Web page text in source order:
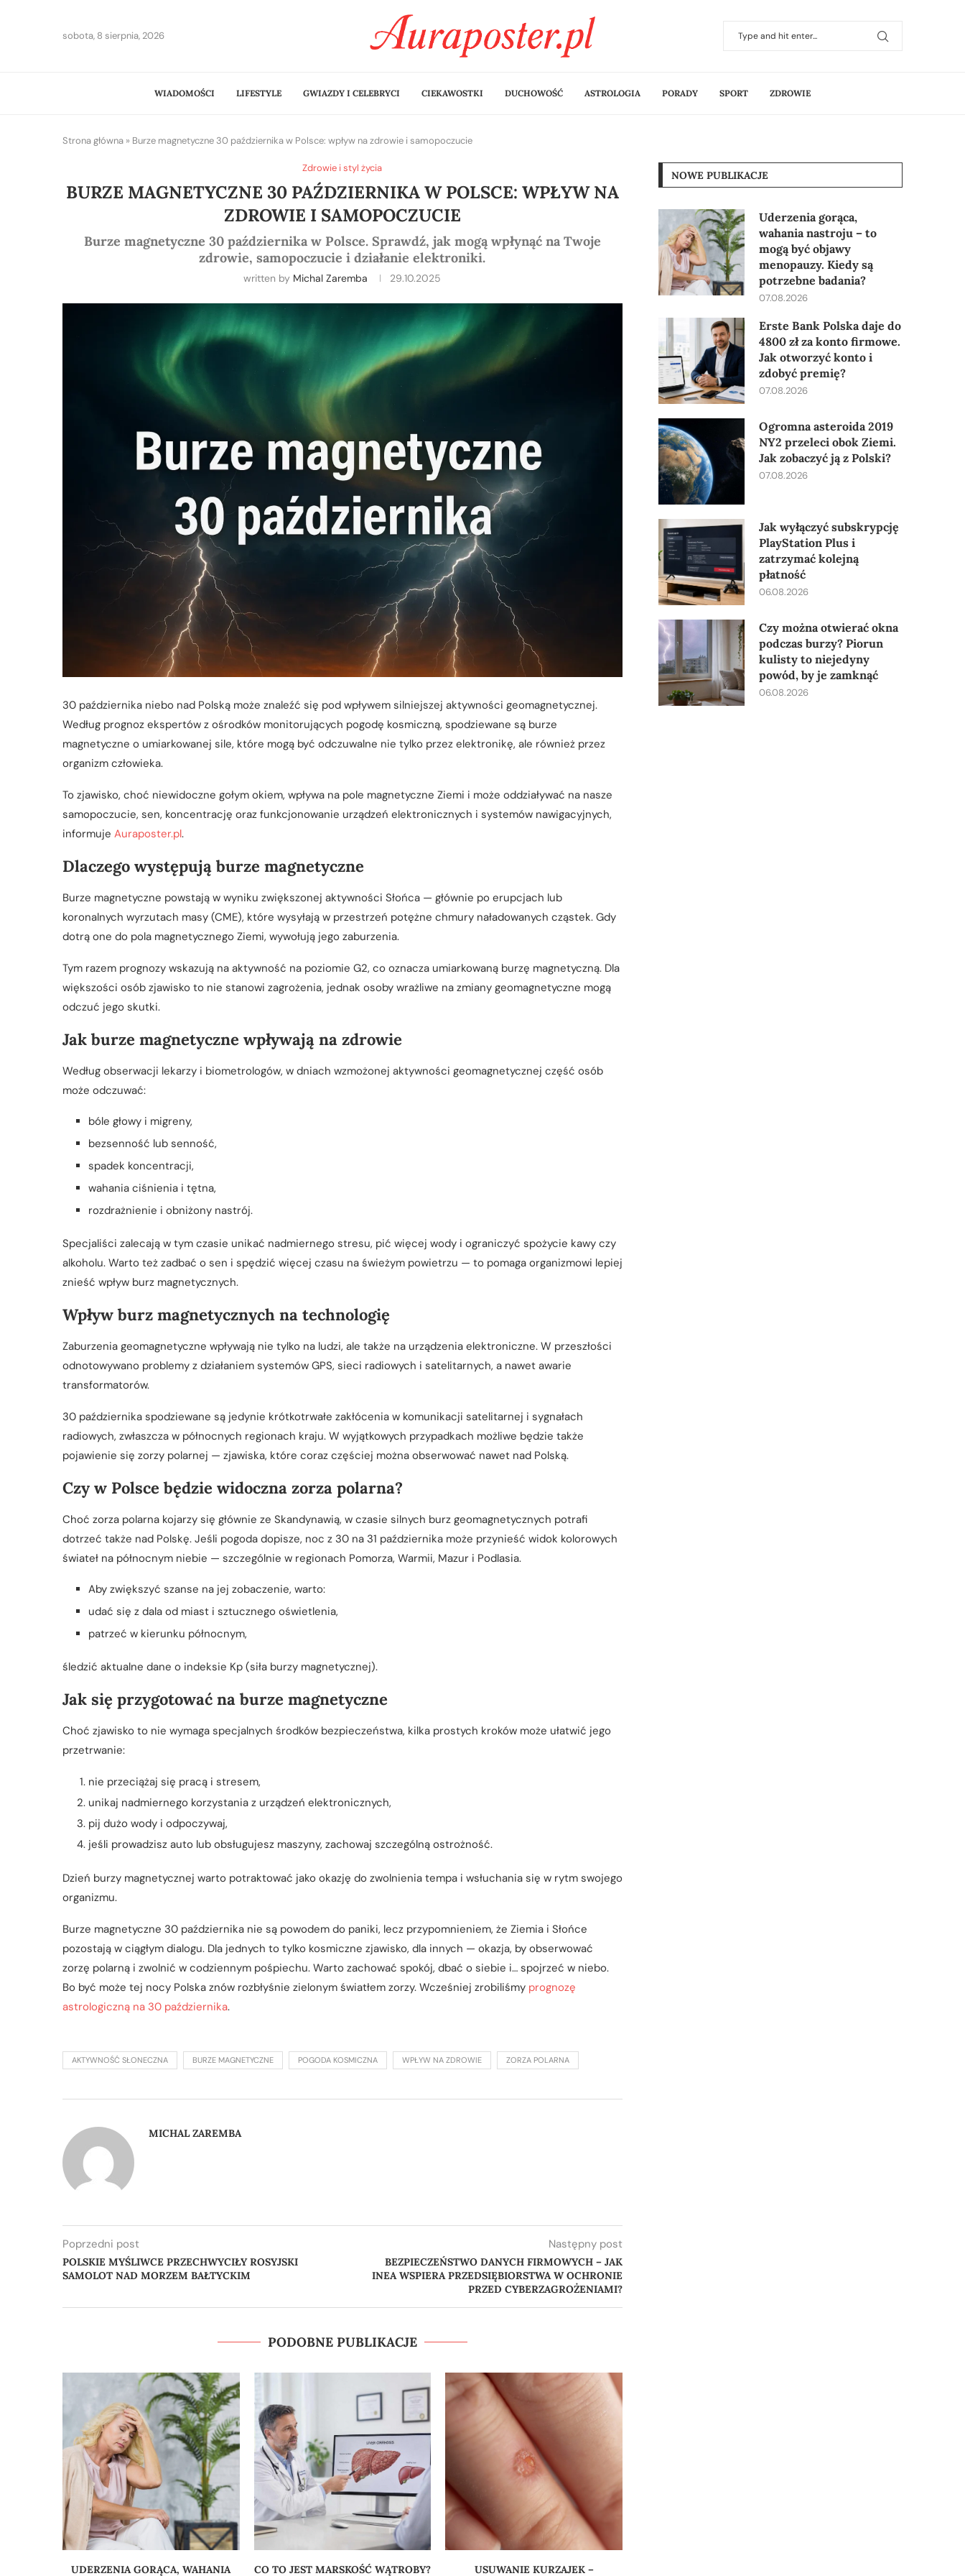
sobota, 8 sierpnia, 2026
WIADOMOŚCI LIFESTYLE GWIAZDY I CELEBRYCI CIEKAWOSTKI DUCHOWOŚĆ ASTROLOGIA PORADY SPORT ZDROWIE
Strona główna » Burze magnetyczne 30 października w Polsce: wpływ na zdrowie i samopoczucie
Zdrowie i styl życia
BURZE MAGNETYCZNE 30 PAŹDZIERNIKA W POLSCE: WPŁYW NA
ZDROWIE I SAMOPOCZUCIE
Burze magnetyczne 30 października w Polsce. Sprawdź, jak mogą wpłynąć na Twoje
zdrowie, samopoczucie i działanie elektroniki.
written by Michal Zaremba 29.10.2025
30 października niebo nad Polską może znaleźć się pod wpływem silniejszej aktywności geomagnetycznej.
Według prognoz ekspertów z ośrodków monitorujących pogodę kosmiczną, spodziewane są burze
magnetyczne o umiarkowanej sile, które mogą być odczuwalne nie tylko przez elektronikę, ale również przez
organizm człowieka.
To zjawisko, choć niewidoczne gołym okiem, wpływa na pole magnetyczne Ziemi i może oddziaływać na nasze
samopoczucie, sen, koncentrację oraz funkcjonowanie urządzeń elektronicznych i systemów nawigacyjnych,
informuje Auraposter.pl.
Dlaczego występują burze magnetyczne
Burze magnetyczne powstają w wyniku zwiększonej aktywności Słońca — głównie po erupcjach lub
koronalnych wyrzutach masy (CME), które wysyłają w przestrzeń potężne chmury naładowanych cząstek. Gdy
dotrą one do pola magnetycznego Ziemi, wywołują jego zaburzenia.
Tym razem prognozy wskazują na aktywność na poziomie G2, co oznacza umiarkowaną burzę magnetyczną. Dla
większości osób zjawisko to nie stanowi zagrożenia, jednak osoby wrażliwe na zmiany geomagnetyczne mogą
odczuć jego skutki.
Jak burze magnetyczne wpływają na zdrowie
Według obserwacji lekarzy i biometrologów, w dniach wzmożonej aktywności geomagnetycznej część osób
może odczuwać:
bóle głowy i migreny,
bezsenność lub senność,
spadek koncentracji,
wahania ciśnienia i tętna,
rozdrażnienie i obniżony nastrój.
Specjaliści zalecają w tym czasie unikać nadmiernego stresu, pić więcej wody i ograniczyć spożycie kawy czy
alkoholu. Warto też zadbać o sen i spędzić więcej czasu na świeżym powietrzu — to pomaga organizmowi lepiej
znieść wpływ burz magnetycznych.
Wpływ burz magnetycznych na technologię
Zaburzenia geomagnetyczne wpływają nie tylko na ludzi, ale także na urządzenia elektroniczne. W przeszłości
odnotowywano problemy z działaniem systemów GPS, sieci radiowych i satelitarnych, a nawet awarie
transformatorów.
30 października spodziewane są jedynie krótkotrwałe zakłócenia w komunikacji satelitarnej i sygnałach
radiowych, zwłaszcza w północnych regionach kraju. W wyjątkowych przypadkach możliwe będzie także
pojawienie się zorzy polarnej — zjawiska, które coraz częściej można obserwować nawet nad Polską.
Czy w Polsce będzie widoczna zorza polarna?
Choć zorza polarna kojarzy się głównie ze Skandynawią, w czasie silnych burz geomagnetycznych potrafi
dotrzeć także nad Polskę. Jeśli pogoda dopisze, noc z 30 na 31 października może przynieść widok kolorowych
świateł na północnym niebie — szczególnie w regionach Pomorza, Warmii, Mazur i Podlasia.
Aby zwiększyć szanse na jej zobaczenie, warto:
udać się z dala od miast i sztucznego oświetlenia,
patrzeć w kierunku północnym,
śledzić aktualne dane o indeksie Kp (siła burzy magnetycznej).
Jak się przygotować na burze magnetyczne
Choć zjawisko to nie wymaga specjalnych środków bezpieczeństwa, kilka prostych kroków może ułatwić jego
przetrwanie:
nie przeciążaj się pracą i stresem,
unikaj nadmiernego korzystania z urządzeń elektronicznych,
pij dużo wody i odpoczywaj,
jeśli prowadzisz auto lub obsługujesz maszyny, zachowaj szczególną ostrożność.
Dzień burzy magnetycznej warto potraktować jako okazję do zwolnienia tempa i wsłuchania się w rytm swojego
organizmu.
Burze magnetyczne 30 października nie są powodem do paniki, lecz przypomnieniem, że Ziemia i Słońce
pozostają w ciągłym dialogu. Dla jednych to tylko kosmiczne zjawisko, dla innych — okazja, by obserwować
zorzę polarną i zwolnić w codziennym pośpiechu. Warto zachować spokój, dbać o siebie i… spojrzeć w niebo.
Bo być może tej nocy Polska znów rozbłyśnie zielonym światłem zorzy. Wcześniej zrobiliśmy prognozę
astrologiczną na 30 października.
AKTYWNOŚĆ SŁONECZNA BURZE MAGNETYCZNE POGODA KOSMICZNA WPŁYW NA ZDROWIE ZORZA POLARNA
MICHAL ZAREMBA
Poprzedni post
POLSKIE MYŚLIWCE PRZECHWYCIŁY ROSYJSKI
SAMOLOT NAD MORZEM BAŁTYCKIM
Następny post
BEZPIECZEŃSTWO DANYCH FIRMOWYCH – JAK
INEA WSPIERA PRZEDSIĘBIORSTWA W OCHRONIE
PRZED CYBERZAGROŻENIAMI?
PODOBNE PUBLIKACJE
UDERZENIA GORĄCA, WAHANIA CO TO JEST MARSKOŚĆ WĄTROBY? USUWANIE KURZAJEK –
NOWE PUBLIKACJE
Uderzenia gorąca,
wahania nastroju – to
mogą być objawy
menopauzy. Kiedy są
potrzebne badania?
07.08.2026
Erste Bank Polska daje do
4800 zł za konto firmowe.
Jak otworzyć konto i
zdobyć premię?
07.08.2026
Ogromna asteroida 2019
NY2 przeleci obok Ziemi.
Jak zobaczyć ją z Polski?
07.08.2026
Jak wyłączyć subskrypcję
PlayStation Plus i
zatrzymać kolejną
płatność
06.08.2026
Czy można otwierać okna
podczas burzy? Piorun
kulisty to niejedyny
powód, by je zamknąć
06.08.2026